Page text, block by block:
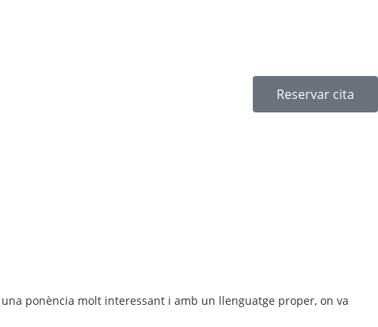
Reservar cita
una ponència molt interessant i amb un llenguatge proper, on va